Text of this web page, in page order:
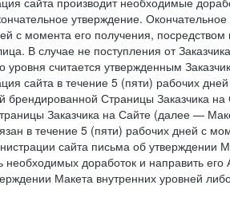
утверждение.
с момента его получения,
В случае не поступления от
уровня считается утвержденным
сайта в течение 5 (пяти) рабочих
брендированной Страницы Заказчика
Заказчика на Сайте (далее —
в течение 5 (пяти) рабочих дней с
сайта письма об утверждении
необходимых доработок и направить
Макета внутренних уровней